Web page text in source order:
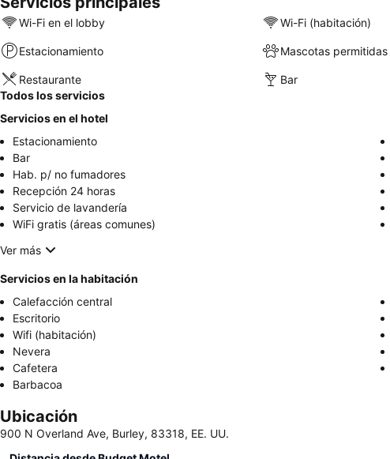
Wi-Fi en el lobby Wi-Fi (habitación)
Estacionamiento Mascotas permitidas
Restaurante
Bar
Todos los servicios
Servicios en el hotel
Estacionamiento
Bar
Hab. p/ no fumadores
Recepción 24 horas
Servicio de lavandería
WiFi gratis (áreas comunes)
Ver más
Servicios en la habitación
Calefacción central
Escritorio
Wifi (habitación)
Nevera
Cafetera
Barbacoa
Ubicación
900 N Overland Ave, Burley, 83318, EE. UU.